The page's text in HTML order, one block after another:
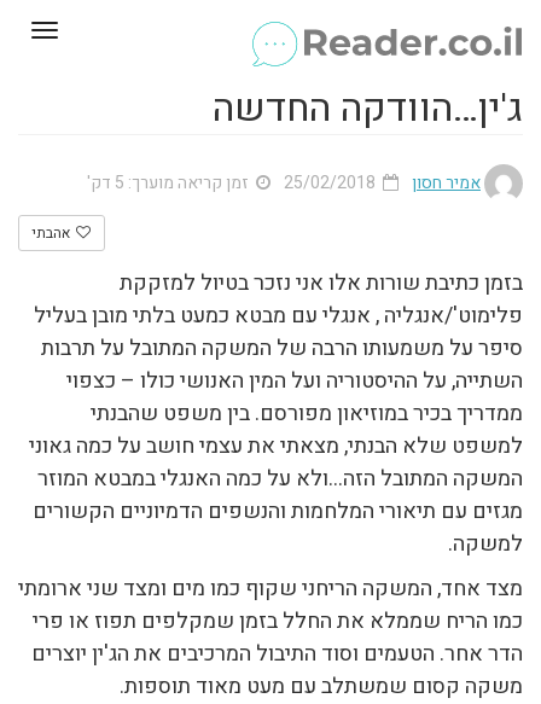
ג'ין…הוודקה החדשה
אמיר חסון זמן קריאה מוערך: 5 דק'
אהבתי
בזמן כתיבת שורות אלו אני נזכר בטיול למזקקת
פלימוט'/אנגליה , אנגלי עם מבטא כמעט בלתי מובן בעליל
סיפר על משמעותו הרבה של המשקה המתובל על תרבות
השתייה, על ההיסטוריה ועל המין האנושי כולו – כצפוי
ממדריך בכיר במוזיאון מפורסם. בין משפט שהבנתי
למשפט שלא הבנתי, מצאתי את עצמי חושב על כמה גאוני
המשקה המתובל הזה…ולא על כמה האנגלי במבטא המוזר
מגזים עם תיאורי המלחמות והנשפים הדמיוניים הקשורים
למשקה.
מצד אחד, המשקה הריחני שקוף כמו מים ומצד שני ארומתי
כמו הריח שממלא את החלל בזמן שמקלפים תפוז או פרי
הדר אחר. הטעמים וסוד התיבול המרכיבים את הג'ין יוצרים
משקה קסום שמשתלב עם מעט מאוד תוספות.